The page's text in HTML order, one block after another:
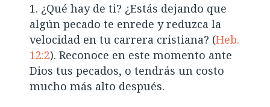
¿Qué hay de ti? ¿Estás dejando que
algún pecado te enrede y reduzca la
velocidad en tu carrera cristiana? (Heb.
12:2). Reconoce en este momento ante
Dios tus pecados, o tendrás un costo
mucho más alto después.